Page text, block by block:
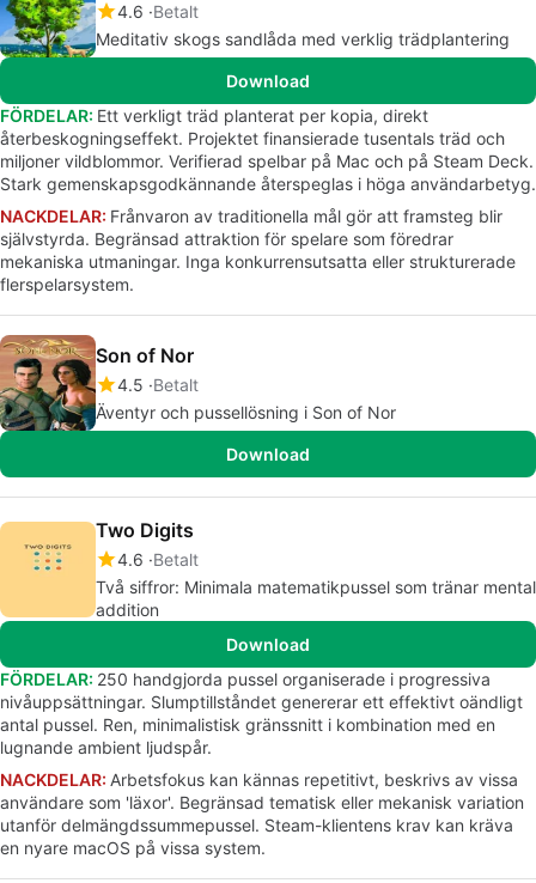
4.6 Betalt
Meditativ skogs sandlåda med verklig trädplantering
Download
FÖRDELAR: Ett verkligt träd planterat per kopia, direkt
återbeskogningseffekt. Projektet finansierade tusentals träd och
miljoner vildblommor. Verifierad spelbar på Mac och på Steam Deck.
Stark gemenskapsgodkännande återspeglas i höga användarbetyg.
NACKDELAR: Frånvaron av traditionella mål gör att framsteg blir
självstyrda. Begränsad attraktion för spelare som föredrar
mekaniska utmaningar. Inga konkurrensutsatta eller strukturerade
flerspelarsystem.
Son of Nor
4.5 Betalt
Äventyr och pussellösning i Son of Nor
Download
Two Digits
4.6 Betalt
Två siffror: Minimala matematikpussel som tränar mental
addition
Download
FÖRDELAR: 250 handgjorda pussel organiserade i progressiva
nivåuppsättningar. Slumptillståndet genererar ett effektivt oändligt
antal pussel. Ren, minimalistisk gränssnitt i kombination med en
lugnande ambient ljudspår.
NACKDELAR: Arbetsfokus kan kännas repetitivt, beskrivs av vissa
användare som 'läxor'. Begränsad tematisk eller mekanisk variation
utanför delmängdssummepussel. Steam-klientens krav kan kräva
en nyare macOS på vissa system.